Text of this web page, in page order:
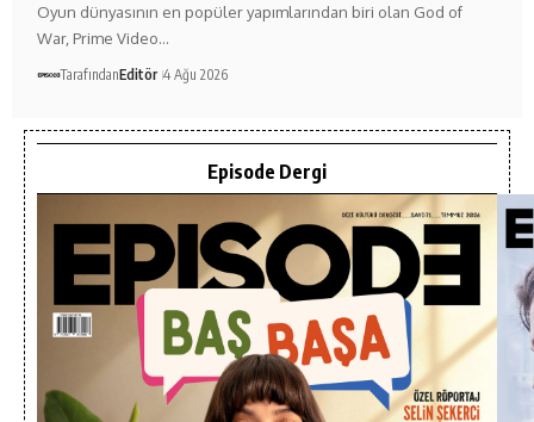
Oyun dünyasının en popüler yapımlarından biri olan God of
War, Prime Video…
TarafındanEditör 4 Ağu 2026
Episode Dergi